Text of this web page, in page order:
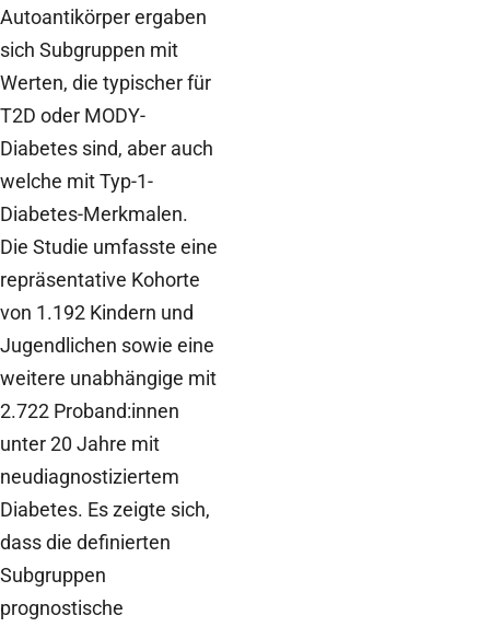
Autoantikörper ergaben
sich Subgruppen mit
Werten, die typischer für
T2D oder MODY-
Diabetes sind, aber auch
welche mit Typ-1-
Diabetes-Merkmalen.
Die Studie umfasste eine
repräsentative Kohorte
von 1.192 Kindern und
Jugendlichen sowie eine
weitere unabhängige mit
2.722 Proband:innen
unter 20 Jahre mit
neudiagnostiziertem
Diabetes. Es zeigte sich,
dass die definierten
Subgruppen
prognostische